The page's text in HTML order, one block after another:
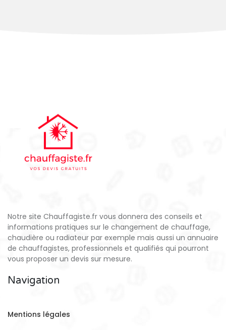
Notre site Chauffagiste.fr vous donnera des conseils et
informations pratiques sur le changement de chauffage,
chaudière ou radiateur par exemple mais aussi un annuaire
de chauffagistes, professionnels et qualifiés qui pourront
vous proposer un devis sur mesure.
Navigation
Mentions légales